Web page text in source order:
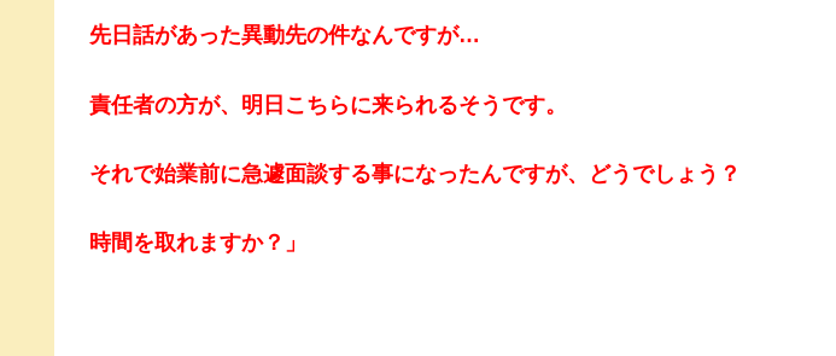
先日話があった異動先の件なんですが…
責任者の方が、明日こちらに来られるそうです。
それで始業前に急遽面談する事になったんですが、どうでしょう？
時間を取れますか？」